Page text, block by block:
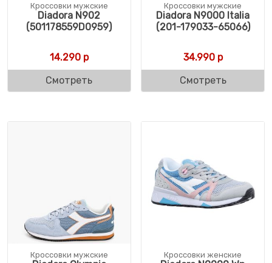
Кроссовки мужские
Diadora N902
(501178559D0959)
14.290р
Смотреть
Кроссовки мужские
Diadora N9000 Italia
(201-179033-65066)
34.990р
Смотреть
Кроссовки мужские Кроссовки женские